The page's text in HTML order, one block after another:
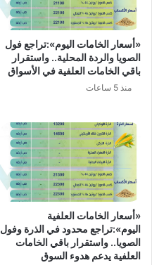
«أسعار الخامات اليوم»:تراجع فول
الصويا والردة المحلية.. واستقرار
باقي الخامات العلفية في الأسواق
منذ 5 ساعات
«أسعار الخامات العلفية
اليوم»:تراجع محدود في الذرة وفول
الصويا.. واستقرار باقي الخامات
العلفية يدعم هدوء السوق